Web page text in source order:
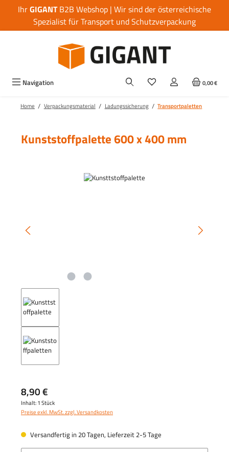
Zum Hauptinhalt springen
IhrGIGANTB2B Webshop | Wir sind der österreichische
Spezialist für Transport und Schutzverpackung
Navigation 0,00 €
Home / Verpackungsmaterial / Ladungssicherung / Transportpaletten
Kunststoffpalette 600 x 400 mm
Bildergalerie überspringen
8,90 €
Inhalt:1 Stück
Preise exkl. MwSt. zzgl. Versandkosten
Versandfertig in 20 Tagen, Lieferzeit 2-5 Tage